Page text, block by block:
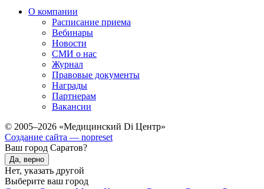
О компании
Расписание приема
Вебинары
Новости
СМИ о нас
Журнал
Правовые документы
Награды
Партнерам
Вакансии
© 2005–2026 «Медицинский Di Центр»
Создание сайта — nopreset
Ваш город Саратов?
Да, верно
Нет, указать другой
Выберите ваш город